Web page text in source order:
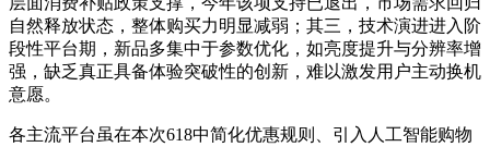
自然释放状态，整体购买力明显减弱；其三，技术演进进入阶
段性平台期，新品多集中于参数优化，如亮度提升与分辨率增
强，缺乏真正具备体验突破性的创新，难以激发用户主动换机
意愿。
各主流平台虽在本次618中简化优惠规则、引入人工智能购物